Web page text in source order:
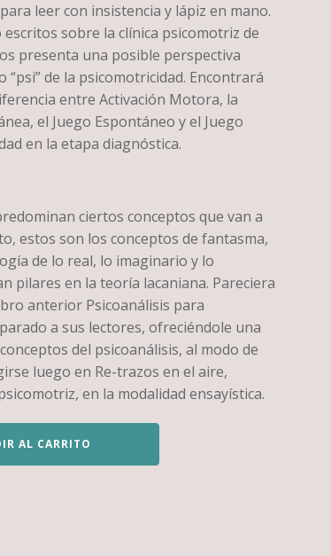
leer con insistencia y lápiz en mano.
sobre la clínica psicomotriz de
presenta una posible perspectiva
“psi” de la psicomotricidad. Encontrará
entre Activación Motora, la
el Juego Espontáneo y el Juego
en la etapa diagnóstica.
ciertos conceptos que van a
estos son los conceptos de fantasma,
de lo real, lo imaginario y lo
pilares en la teoría lacaniana. Pareciera
anterior Psicoanálisis para
a sus lectores, ofreciéndole una
del psicoanálisis, al modo de
luego en Re-trazos en el aire,
en la modalidad ensayística.
AL CARRITO